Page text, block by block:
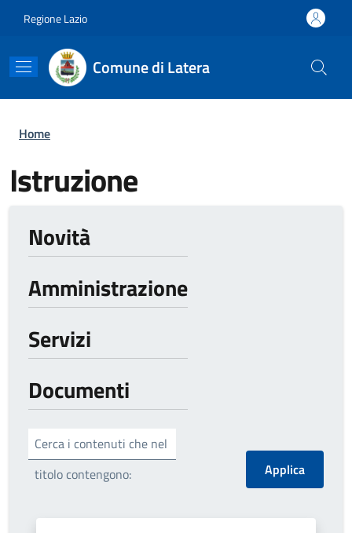
Regione Lazio
Comune di Latera
Briciole di pane
Home
Istruzione
Novità
Amministrazione
Servizi
Documenti
Cerca i contenuti che nel
titolo contengono: